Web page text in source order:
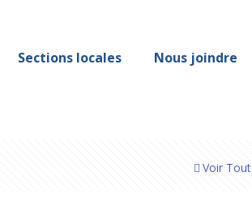
Sections locales Nous joindre
Voir Tout